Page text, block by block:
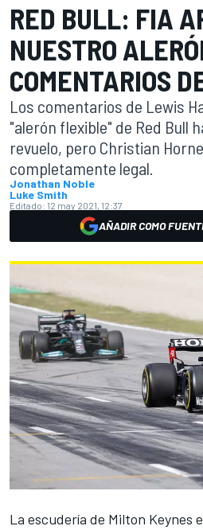
RED BULL: FIA
NUESTRO
COMENTARIOS
Los comentarios de Lewis
"alerón flexible" de Red Bull
revuelo, pero Christian
completamente legal.
Jonathan Noble
Luke Smith
Editado: 12 may 2021, 12:37
AÑADIR COMO
La escudería de Milton Keynes